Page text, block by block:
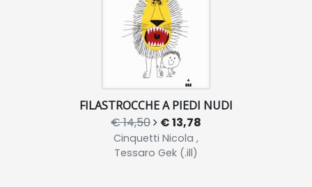
FILASTROCCHE A PIEDI NUDI
€ 14,50 € 13,78
Cinquetti Nicola ,
Tessaro Gek (.ill)